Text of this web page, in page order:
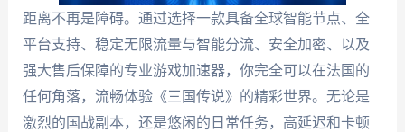
距离不再是障碍。通过选择一款具备全球智能节点、全
平台支持、稳定无限流量与智能分流、安全加密、以及
强大售后保障的专业游戏加速器，你完全可以在法国的
任何角落，流畅体验《三国传说》的精彩世界。无论是
激烈的国战副本，还是悠闲的日常任务，高延迟和卡顿